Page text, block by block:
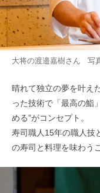
大将の渡邉嘉樹さん 写
晴れて独立の夢を叶え
った技術で「最高の鮨
める”がコンセプト。
寿司職人15年の職人技
の寿司と料理を味わう